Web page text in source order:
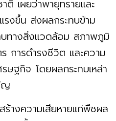
ติ เผยว่าพายุทรายและ
รงขึ้น ส่งผลกระทบข้าม
ทางสิ่งแวดล้อม สภาพภูมิ
การดำรงชีวิต และความ
ษฐกิจ โดยผลกระทบเหล่า
ญ
ร้างความเสียหายแก่พืชผล